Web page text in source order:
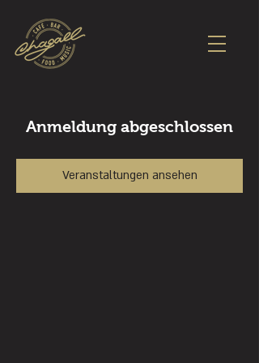
Anmeldung abgeschlossen
Veranstaltungen ansehen